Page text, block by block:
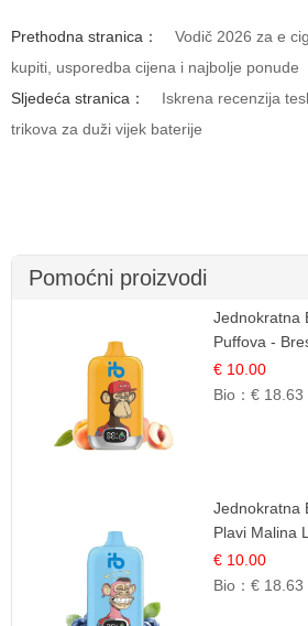
Prethodna stranica：
Vodič 2026 za e
kupiti, usporedba cijena i najbolje ponude
Sljedeća stranica：
Iskrena recenzija
trikova za duži vijek baterije
Pomoćni proizvodi
Jednokratna
Puffova -
Osježavajuća
€ 10.00
Bio：€ 18.63
Jednokratna
Plavi Malina
€ 10.00
Bio：€ 18.63